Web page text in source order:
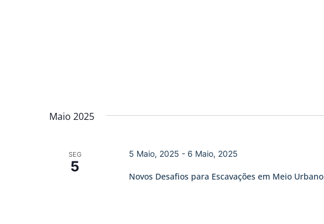
Maio 2025
SEG
5
Novos Desafios para Escavações em Meio Urbano
5 Maio, 2025 - 6 Maio, 2025